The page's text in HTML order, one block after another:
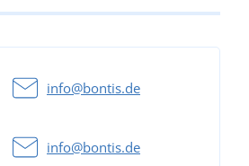
info@bontis.de
info@bontis.de